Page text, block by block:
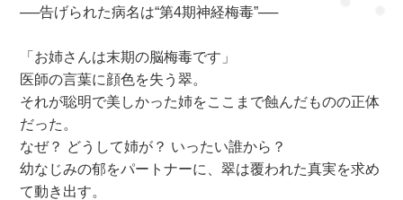
──告げられた病名は“第4期神経梅毒”──
「お姉さんは末期の脳梅毒です」
医師の言葉に顔色を失う翠。
それが聡明で美しかった姉をここまで蝕んだものの正体
だった。
なぜ？ どうして姉が？ いったい誰から？
幼なじみの郁をパートナーに、翠は覆われた真実を求め
て動き出す。